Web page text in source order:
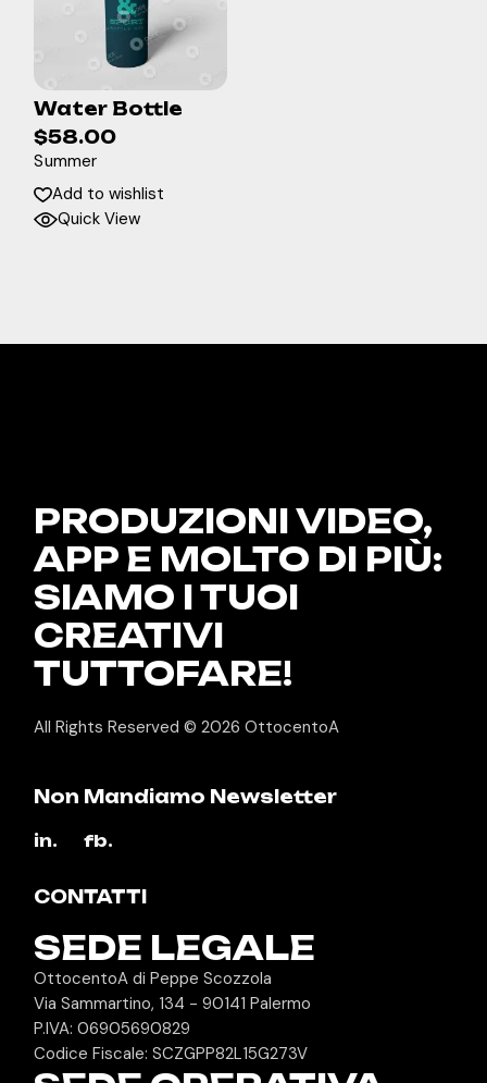
Water Bottle
$58.00
Summer
Add to wishlist
Quick View
PRODUZIONI VIDEO,
APP E MOLTO DI PIÙ:
SIAMO I TUOI
CREATIVI
TUTTOFARE!
All Rights Reserved © 2026OttocentoA
Non Mandiamo Newsletter
in. fb.
CONTATTI
SEDE LEGALE
OttocentoA di Peppe Scozzola
Via Sammartino, 134 - 90141 Palermo
P.IVA: 06905690829
Codice Fiscale: SCZGPP82L15G273V